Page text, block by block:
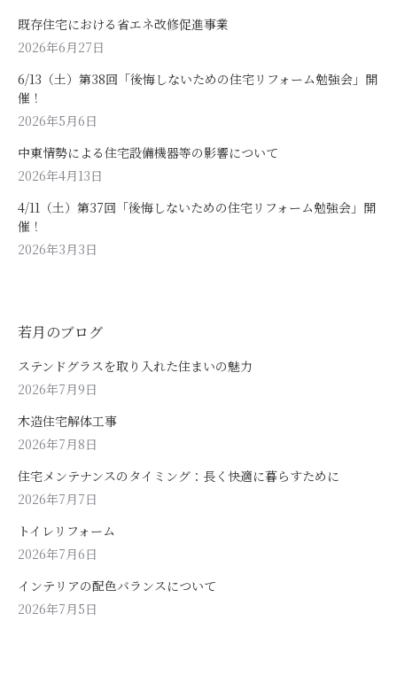
既存住宅における省エネ改修促進事業
2026年6月27日
6/13（土）第38回「後悔しないための住宅リフォーム勉強会」開
催！
2026年5月6日
中東情勢による住宅設備機器等の影響について
2026年4月13日
4/11（土）第37回「後悔しないための住宅リフォーム勉強会」開
催！
2026年3月3日
若月のブログ
ステンドグラスを取り入れた住まいの魅力
2026年7月9日
木造住宅解体工事
2026年7月8日
住宅メンテナンスのタイミング：長く快適に暮らすために
2026年7月7日
トイレリフォーム
2026年7月6日
インテリアの配色バランスについて
2026年7月5日